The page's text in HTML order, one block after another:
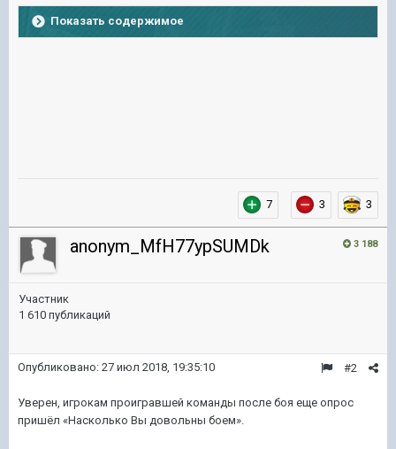
Показать содержимое
7 3 3
3 188
anonym_MfH77ypSUMDk
Участник
1 610 публикаций
#2
Опубликовано: 27 июл 2018, 19:35:10
Уверен, игрокам проигравшей команды после боя еще опрос
пришёл «Насколько Вы довольны боем».